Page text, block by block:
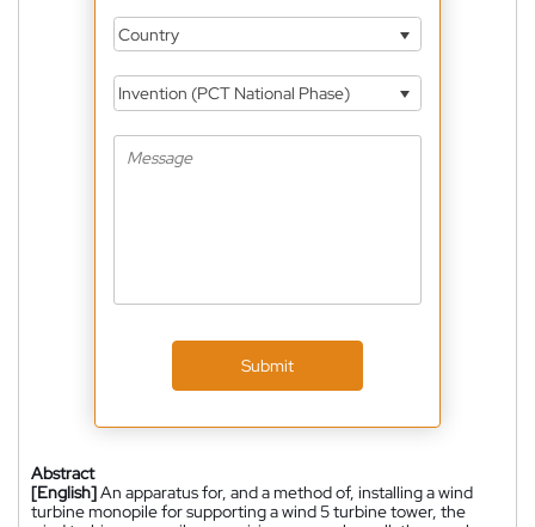
Country
Invention (PCT National Phase)
Submit
Abstract
[English]An apparatus for, and a method of, installing a wind
turbine monopile for supporting a wind 5 turbine tower, the